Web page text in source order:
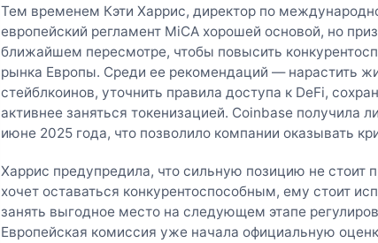
Тем временем Кэти Харрис, директор по
европейский регламент MiCA хорошей основой, но
ближайшем пересмотре, чтобы повысить
рынка Европы. Среди ее рекомендаций — нарастить
стейблкоинов, уточнить правила доступа к DeFi,
активнее заняться токенизацией. Coinbase получила
июне 2025 года, что позволило компании оказывать
Харрис предупредила, что сильную позицию не стоит
хочет оставаться конкурентоспособным, ему стоит
занять выгодное место на следующем этапе
Европейская комиссия уже начала официальную